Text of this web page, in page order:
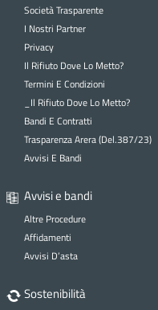
Società Trasparente
I Nostri Partner
Privacy
Il Rifiuto Dove Lo Metto?
Termini E Condizioni
_Il Rifiuto Dove Lo Metto?
Bandi E Contratti
Trasparenza Arera (Del.387/23)
Avvisi E Bandi
Avvisi e bandi
Altre Procedure
Affidamenti
Avvisi D’asta
Sostenibilità